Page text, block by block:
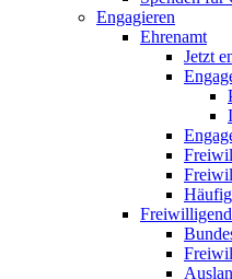
Engagieren
Ehrenamt
Jetzt